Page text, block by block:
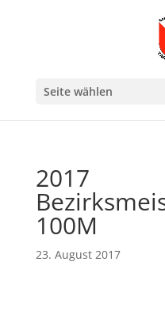
Seite wählen
2017
100M
23. August 2017